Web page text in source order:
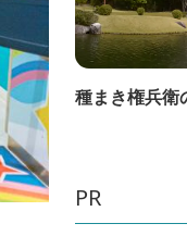
種まき権兵衛
PR